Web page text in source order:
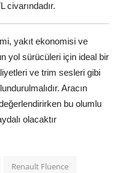
civarındadır.
yakıt ekonomisi ve
yol sürücüleri için ideal bir
ve trim sesleri gibi
Aracın
bu olumlu
olacaktır
Renault Fluence